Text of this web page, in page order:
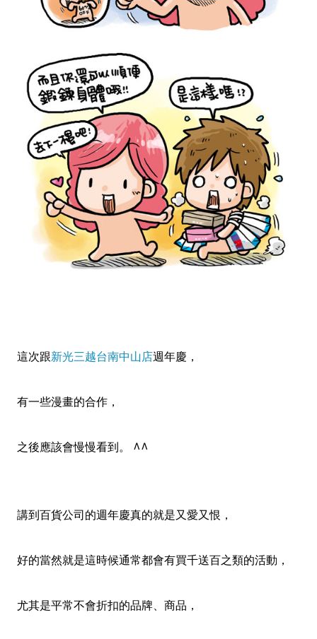
這次跟新光三越台南中山店週年慶，
有一些漫畫的合作，
之後應該會慢慢看到。 ^^
講到百貨公司的週年慶真的就是又愛又恨，
好的當然就是這時候通常都會有買千送百之類的活動，
尤其是平常不會折扣的品牌、商品，